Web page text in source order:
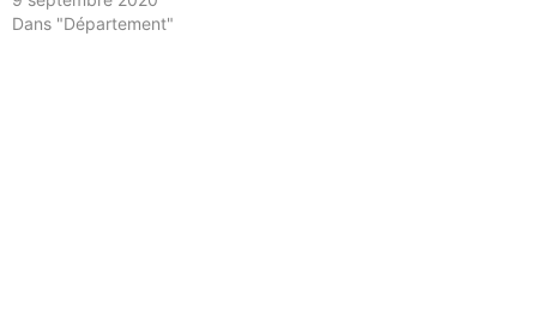
Dans "Département"